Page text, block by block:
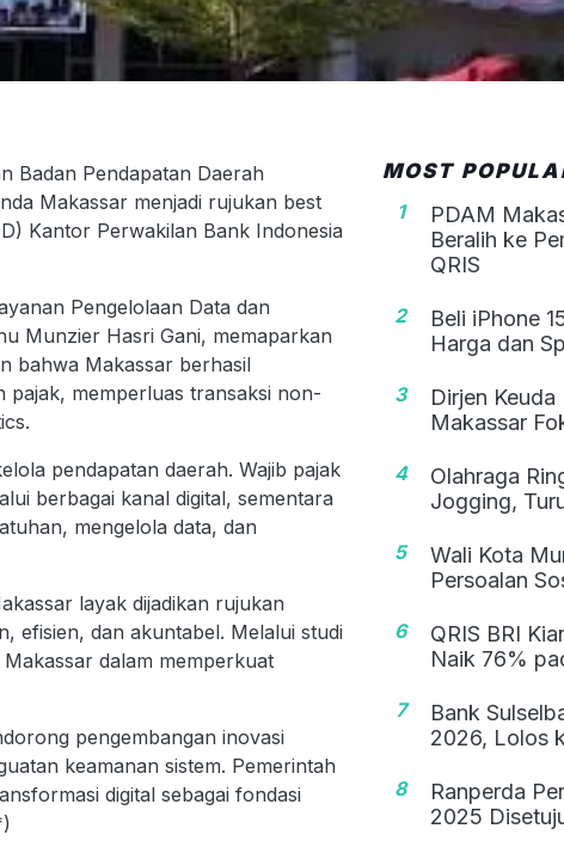
Badan Pendapatan Daerah
Makassar menjadi rujukan best
Kantor Perwakilan Bank Indonesia
Pengelolaan Data dan
Munzier Hasri Gani, memaparkan
bahwa Makassar berhasil
pajak, memperluas transaksi non-
pendapatan daerah. Wajib pajak
berbagai kanal digital, sementara
mengelola data, dan
layak dijadikan rujukan
efisien, dan akuntabel. Melalui studi
dalam memperkuat
pengembangan inovasi
keamanan sistem. Pemerintah
digital sebagai fondasi
MOST
1
PDAM
Beralih ke
QRIS
2
Beli iPhone
Harga dan
3
Dirjen
Makassar
4
Olahraga
Jogging,
5
Wali Kota
Persoalan
6
QRIS BRI
Naik 76%
7
Bank
2026, Lolos
8
Ranperda
2025